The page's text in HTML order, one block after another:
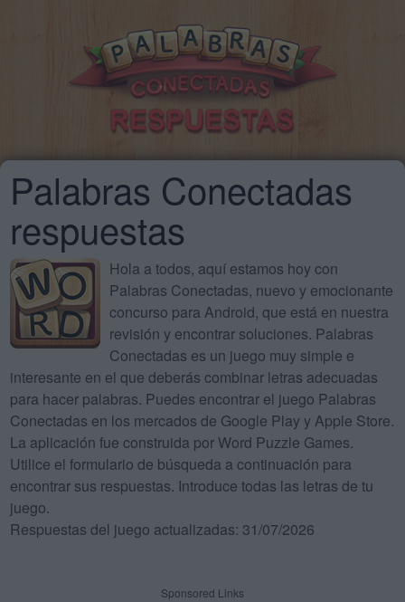
Palabras Conectadas
respuestas
Hola a todos, aquí estamos hoy con
Palabras Conectadas, nuevo y emocionante
concurso para Android, que está en nuestra
revisión y encontrar soluciones. Palabras
Conectadas es un juego muy simple e
interesante en el que deberás combinar letras adecuadas
para hacer palabras. Puedes encontrar el juego Palabras
Conectadas en los mercados de Google Play y Apple Store.
La aplicación fue construida por Word Puzzle Games.
Utilice el formulario de búsqueda a continuación para
encontrar sus respuestas. Introduce todas las letras de tu
juego.
Respuestas del juego actualizadas: 31/07/2026
Sponsored Links